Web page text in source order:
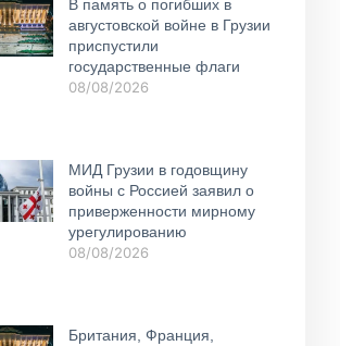
В память о погибших в
августовской войне в Грузии
приспустили
государственные флаги
08/08/2026
МИД Грузии в годовщину
войны с Россией заявил о
приверженности мирному
урегулированию
08/08/2026
Британия, Франция,